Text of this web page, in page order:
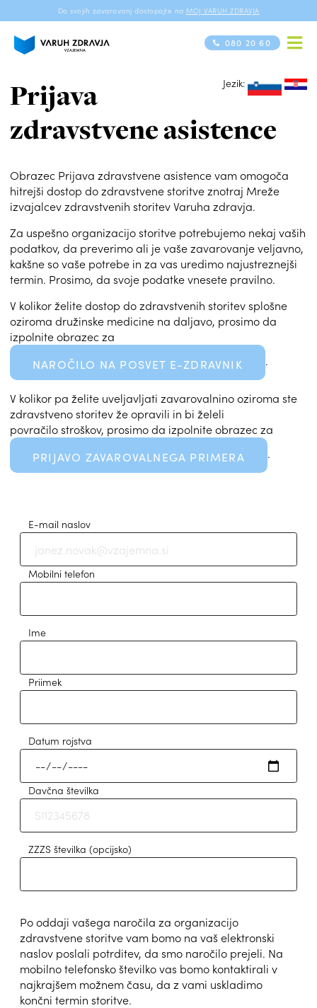
Do svojih zavarovanj dostopajte na MOJ VARUH ZDRAVJA
080 20 60
Jezik: si hr
Prijava
zdravstvene asistence
Obrazec Prijava zdravstvene asistence vam omogoča
hitrejši dostop do zdravstvene storitve znotraj Mreže
izvajalcev zdravstvenih storitev Varuha zdravja.
Za uspešno organizacijo storitve potrebujemo nekaj vaših
podatkov, da preverimo ali je vaše zavarovanje veljavno,
kakšne so vaše potrebe in za vas uredimo najustreznejši
termin. Prosimo, da svoje podatke vnesete pravilno.
V kolikor želite dostop do zdravstvenih storitev splošne
oziroma družinske medicine na daljavo, prosimo da
izpolnite obrazec za
NAROČILO NA POSVET E-ZDRAVNIK
.
V kolikor pa želite uveljavljati zavarovalnino oziroma ste
zdravstveno storitev že opravili in bi želeli
povračilo stroškov, prosimo da izpolnite obrazec za
PRIJAVO ZAVAROVALNEGA PRIMERA
.
E-mail naslov
Mobilni telefon
Ime
Priimek
Datum rojstva
Davčna številka
ZZZS številka (opcijsko)
Po oddaji vašega naročila za organizacijo
zdravstvene storitve vam bomo na vaš elektronski
naslov poslali potrditev, da smo naročilo prejeli. Na
mobilno telefonsko številko vas bomo kontaktirali v
najkrajšem možnem času, da z vami uskladimo
končni termin storitve.